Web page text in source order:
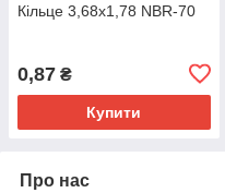
Кільце 3,68х1,78 NBR-70
0,87 ₴
Купити
Про нас